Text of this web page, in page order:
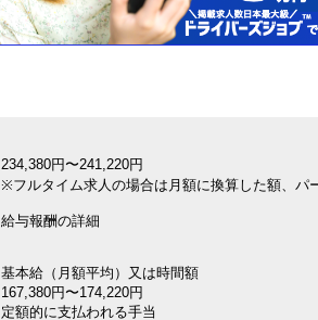
234,380円〜241,220円
※フルタイム求人の場合は月額に換算した額、パ
給与報酬の詳細
基本給（月額平均）又は時間額
167,380円〜174,220円
定額的に支払われる手当